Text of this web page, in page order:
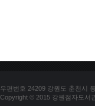
우편번호 24209 강원도 춘천시
Copyright © 2015 강원점자도서